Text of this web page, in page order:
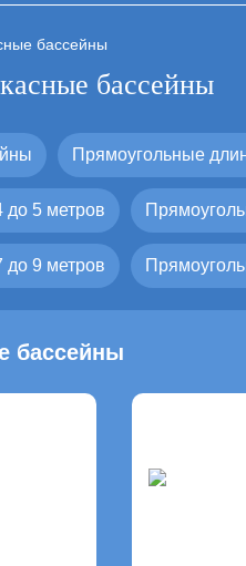
бассейны
бассейны
Прямоугольные
до 5 метров
до 9 метров
бассейны